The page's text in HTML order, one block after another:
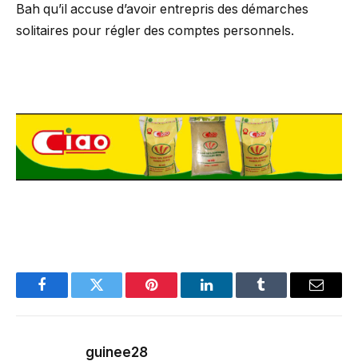
Bah qu’il accuse d’avoir entrepris des démarches
solitaires pour régler des comptes personnels.
FacebookTwitter Pinterest LinkedInTumblr Email
guinee28